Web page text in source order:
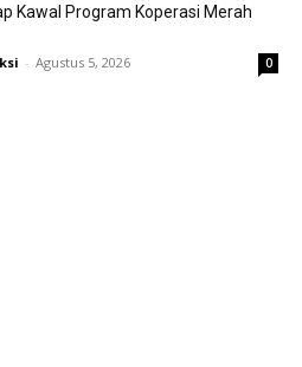
Kawal Program Koperasi Merah
- Agustus 5, 2026 0